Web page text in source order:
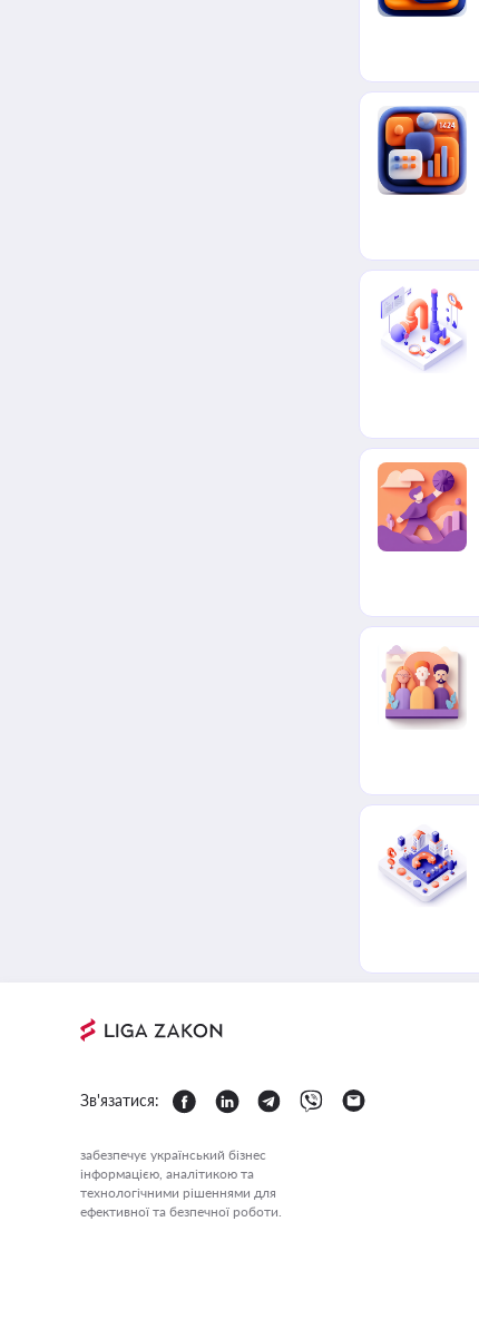
Зв'язатися:
забезпечує український бізнес
інформацією, аналітикою та
технологічними рішеннями для
ефективної та безпечної роботи.